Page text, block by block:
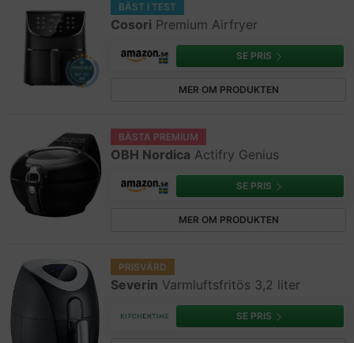
BÄST I TEST
Cosori Premium Airfryer
SE PRIS
MER OM PRODUKTEN
BÄSTA PREMIUM
OBH Nordica Actifry Genius
SE PRIS
MER OM PRODUKTEN
PRISVÄRD
Severin Varmluftsfritös 3,2 liter
SE PRIS